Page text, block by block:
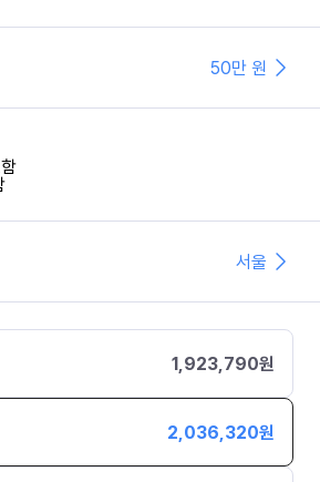
50만 원
서울
1,923,790원
2,036,320원